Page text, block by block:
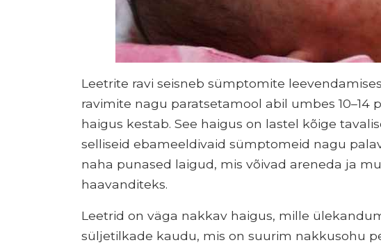
Leetrite ravi seisneb sümptomite
ravimite nagu paratsetamool abil umbes 10–14
haigus kestab. See haigus on lastel kõige
selliseid ebameeldivaid sümptomeid nagu
naha punased laigud, mis võivad areneda ja
haavanditeks.
Leetrid on väga nakkav haigus, mille
süljetilkade kaudu, mis on suurim nakkusohu